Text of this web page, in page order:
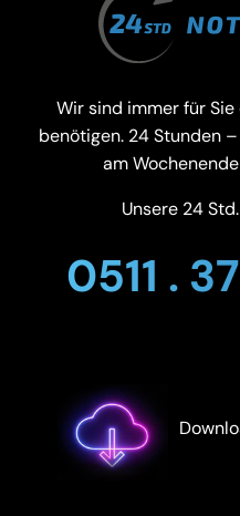
Wir sind immer für Sie
benötigen. 24 Stunden
am
Unsere 24
0511 .